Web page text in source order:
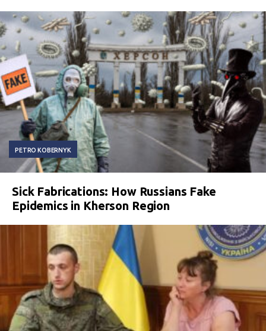
PETRO KOBERNYK
Sick Fabrications: How Russians Fake
Epidemics in Kherson Region